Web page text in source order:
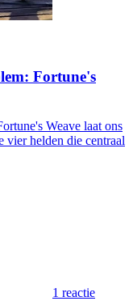
Fortune's
Weave laat ons
vier helden die centraal
1 reactie